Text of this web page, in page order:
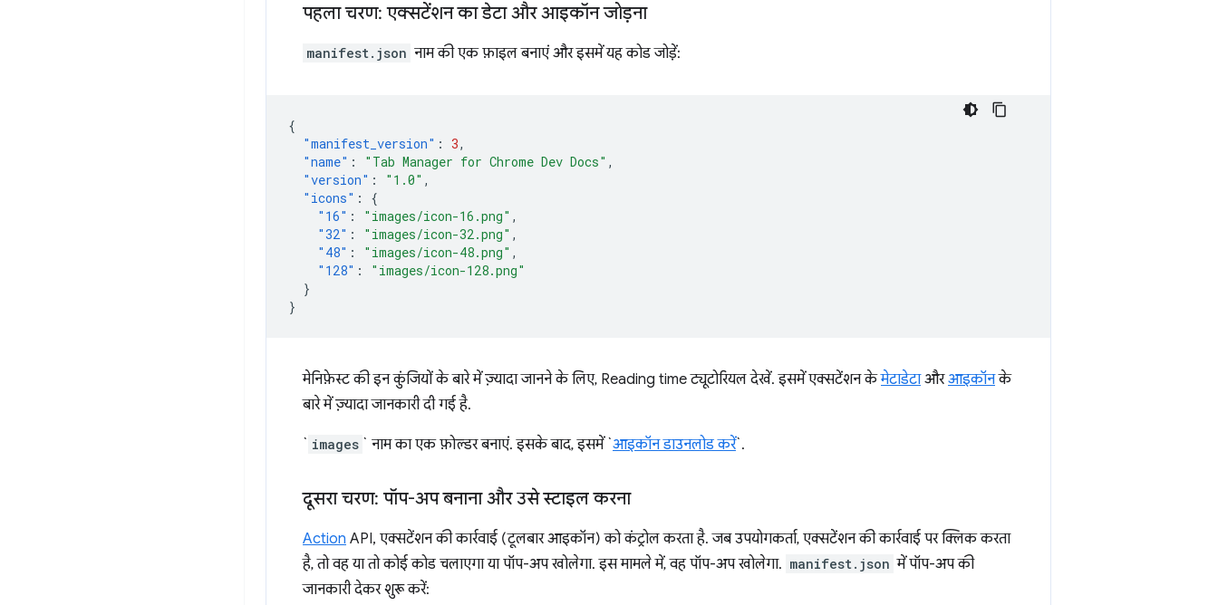
पहला चरण: एक्सटेंशन का डेटा और आइकॉन जोड़ना
manifest.json नाम की एक फ़ाइल बनाएं और इसमें यह कोड जोड़ें:
{
"manifest_version" : 3,
"name" : "Tab Manager for Chrome Dev Docs" ,
"version" : "1.0" ,
"icons" :
{
"16" : "images/icon-16.png" ,
"32" : "images/icon-32.png" ,
"48" : "images/icon-48.png" ,
"128" :
"images/icon-128.png"
}
}
मेनिफ़ेस्ट की इन कुंजियों के बारे में ज़्यादा जानने के लिए, Reading time ट्यूटोरियल देखें. इसमें एक्सटेंशन केमेटाडेटाऔरआइकॉनके
बारे में ज़्यादा जानकारी दी गई है.
` images ` नाम का एक फ़ोल्डर बनाएं. इसके बाद, इसमें `आइकॉन डाउनलोड करें`.
दूसरा चरण: पॉप-अप बनाना और उसे स्टाइल करना
Action API, एक्सटेंशन की कार्रवाई (टूलबार आइकॉन) को कंट्रोल करता है. जब उपयोगकर्ता, एक्सटेंशन की कार्रवाई पर क्लिक करता
है, तो वह या तो कोई कोड चलाएगा या पॉप-अप खोलेगा. इस मामले में, वह पॉप-अप खोलेगा. manifest.json में पॉप-अप की
जानकारी देकर शुरू करें: